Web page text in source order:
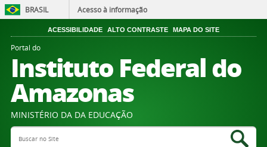
BRASIL Acesso à informação
ACESSIBILIDADE ALTO CONTRASTE MAPA DO SITE
Portal do
Instituto Federal do
Amazonas
MINISTÉRIO DA DA EDUCAÇÃO
Search Site